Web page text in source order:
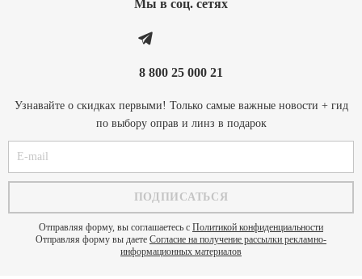
Мы в соц. cетях
8 800 25 000 21
Узнавайте о скидках первыми! Только самые важные новости + гид
по выбору оправ и линз в подарок
Отправляя форму, вы соглашаетесь с Политикой конфиденциальности
Отправляя форму вы даете Согласие на получение рассылки рекламно-
информационных материалов